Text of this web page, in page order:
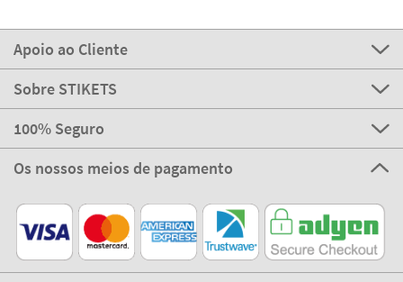
Apoio ao Cliente
Sobre STIKETS
100% Seguro
Os nossos meios de pagamento